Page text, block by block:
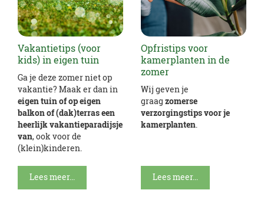
Vakantietips (voor
kids) in eigen tuin
Ga je deze zomer niet op
vakantie? Maak er dan in
eigen tuin of op eigen
balkon of (dak)terras een
heerlijk vakantieparadijsje
van, ook voor de
(klein)kinderen.
Lees meer...
Opfristips voor
kamerplanten in de
zomer
Wij geven je
graag zomerse
verzorgingstips voor je
kamerplanten.
Lees meer...